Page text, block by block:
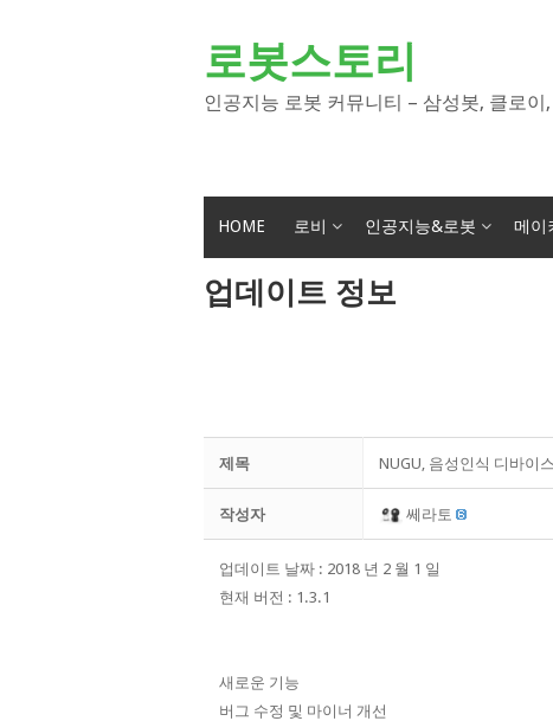
로봇스토리
인공지능 로봇 커뮤니티 – 삼성봇, 클로
HOME 로비 인공지능&로봇 메이
업데이트 정보
제목 NUGU, 음성인식 디바이
작성자 쎄라토
업데이트 날짜 : 2018 년 2 월 1 일
현재 버전 : 1.3.1
새로운 기능
버그 수정 및 마이너 개선